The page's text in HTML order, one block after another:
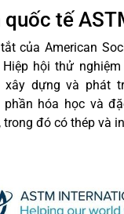
tế
của American
hội thử
xây dựng và phát
phần hóa học và
đó có thép và